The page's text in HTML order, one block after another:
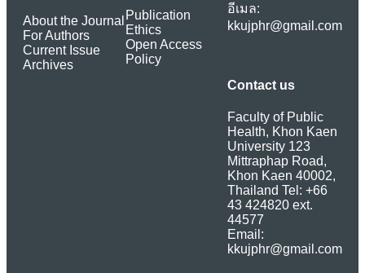
About the Journal
For Authors
Current Issue
Archives
Publication
Ethics
Open Access
Policy
อีเมล:
kkujphr@gmail.com
Contact us
Faculty of Public
Health, Khon Kaen
University 123
Mittraphap Road,
Khon Kaen 40002,
Thailand Tel: +66
43 424820 ext.
44577
Email:
kkujphr@gmail.com